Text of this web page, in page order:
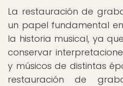
La restauración de
un papel fundamental
la historia musical, ya
conservar
y músicos de distintas
restauración de